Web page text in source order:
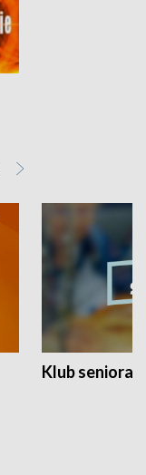
Klub seniora